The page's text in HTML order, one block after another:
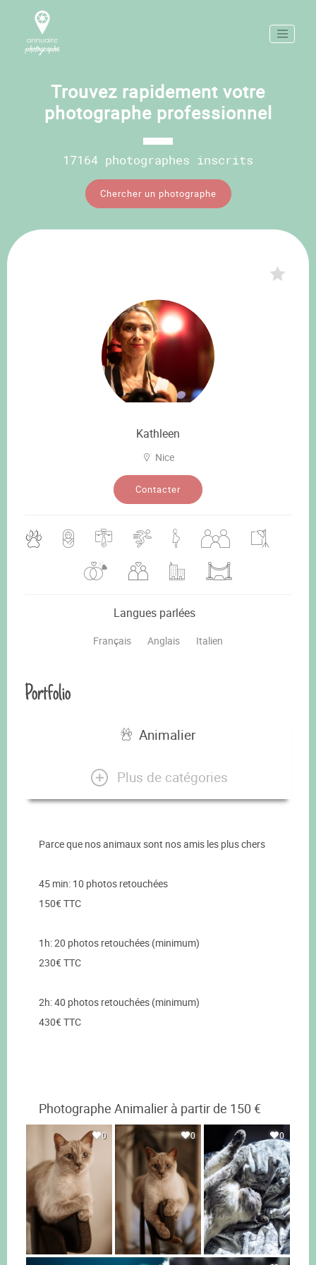
Trouvez rapidement votre
photographe professionnel
17164 photographes inscrits
Chercher un photographe
Kathleen
Nice
Contacter
Langues parlées
Français Anglais Italien
Portfolio
Animalier
Plus de catégories
Parce que nos animaux sont nos amis les plus chers
45 min: 10 photos retouchées
150€ TTC
1h: 20 photos retouchées (minimum)
230€ TTC
2h: 40 photos retouchées (minimum)
430€ TTC
Photographe Animalier à partir de 150 €
0 0 0